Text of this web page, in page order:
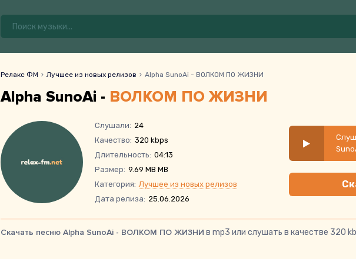
Релакс ФМ Лучшее из новых релизов Alpha SunoAi - ВОЛКОМ ПО ЖИЗНИ
Alpha SunoAi - ВОЛКОМ ПО ЖИЗНИ
Слушали: 24
Качество: 320 kbps
Длительность: 04:13
Размер: 9.69 MB MB
Категория: Лучшее из новых релизов
Дата релиза: 25.06.2026
Скачать песню Alpha SunoAi - ВОЛКОМ ПО ЖИЗНИ в mp3 или слушать в качестве 320